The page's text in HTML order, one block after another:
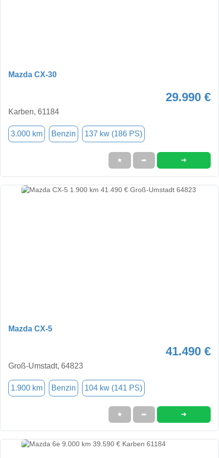
Mazda CX-30
29.990 €
Karben, 61184
3.000 km Benzin 137 kw (186 PS)
★ ➦ ➜
Mazda CX-5
41.490 €
Groß-Umstadt, 64823
1.900 km Benzin 104 kw (141 PS)
★ ➦ ➜